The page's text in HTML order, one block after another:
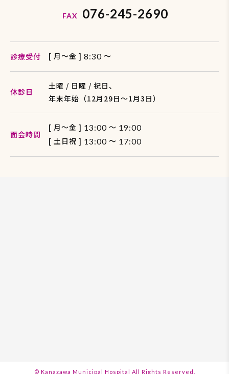
FAX 076-245-2690
診療受付 [ 月〜金 ] 8:30 〜
休診日
土曜 / 日曜 / 祝日、
年末年始（12月29日〜1月3日）
面会時間
[ 月〜金 ] 13:00 ～ 19:00
[ 土日祝 ] 13:00 ～ 17:00
© Kanazawa Municipal Hospital All Rights Reserved.